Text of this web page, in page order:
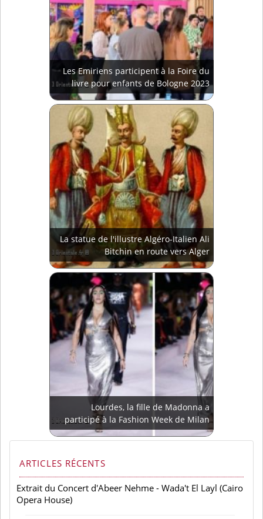
Les Emiriens participent à la Foire du
livre pour enfants de Bologne 2023
La statue de l'illustre Algéro-Italien Ali
Bitchin en route vers Alger
Lourdes, la fille de Madonna a
participé à la Fashion Week de Milan
ARTICLES RÉCENTS
Extrait du Concert d'Abeer Nehme - Wada't El Layl (Cairo
Opera House)